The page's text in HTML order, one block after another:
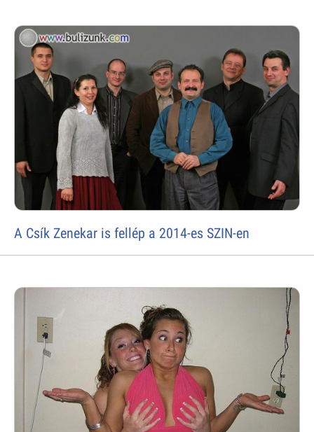
A Csík Zenekar is fellép a 2014-es SZIN-en